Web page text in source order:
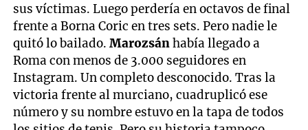
sus víctimas. Luego perdería en octavos de final
frente a Borna Coric en tres sets. Pero nadie le
quitó lo bailado.Marozsánhabía llegado a
Roma con menos de 3.000 seguidores en
Instagram. Un completo desconocido. Tras la
victoria frente al murciano, cuadruplicó ese
número y su nombre estuvo en la tapa de todos